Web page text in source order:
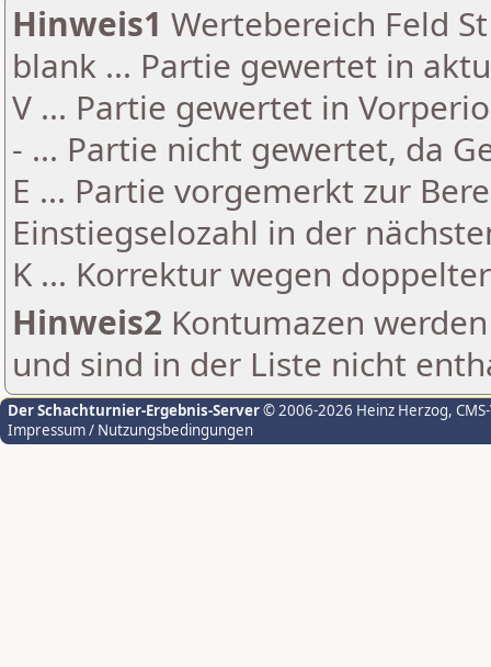
Hinweis1 Wertebereich Feld
blank ... Partie gewertet in
V ... Partie gewertet in
- ... Partie nicht gewertet, da
E ... Partie vorgemerkt zur
Einstiegselozahl in der
K ... Korrektur wegen
Hinweis2 Kontumazen
und sind in der Liste nicht
Der Schachturnier-Ergebnis-Server© 2006-2026 Heinz Herzog,
Impressum / Nutzungsbedingungen